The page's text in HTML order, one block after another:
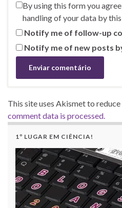
By using this form you
handling of your data by
Notify me of follow-up
Notify me of new posts
This site uses Akismet to reduce
comment data is processed.
1º LUGAR EM CIÊNCIA!